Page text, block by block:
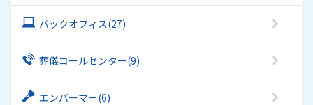
バックオフィス(27)
葬儀コールセンター(9)
エンバーマー(6)